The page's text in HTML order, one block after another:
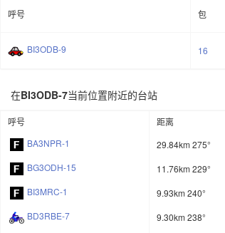
呼号 包
BI3ODB-9 16
在BI3ODB-7当前位置附近的台站
呼号 距离
BA3NPR-1
29.84km 275°
BG3ODH-15
11.76km 229°
BI3MRC-1
9.93km 240°
BD3RBE-7
9.30km 238°